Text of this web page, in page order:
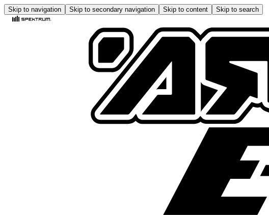
Skip to navigation Skip to secondary navigation Skip to content Skip to search